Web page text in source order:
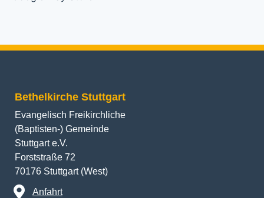
Bethelkirche Stuttgart
Evangelisch Freikirchliche
(Baptisten-) Gemeinde
Stuttgart e.V.
Forststraße 72
70176 Stuttgart (West)
Anfahrt